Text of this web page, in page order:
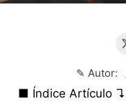
✎ Autor:
■ Índice Artículo ↴